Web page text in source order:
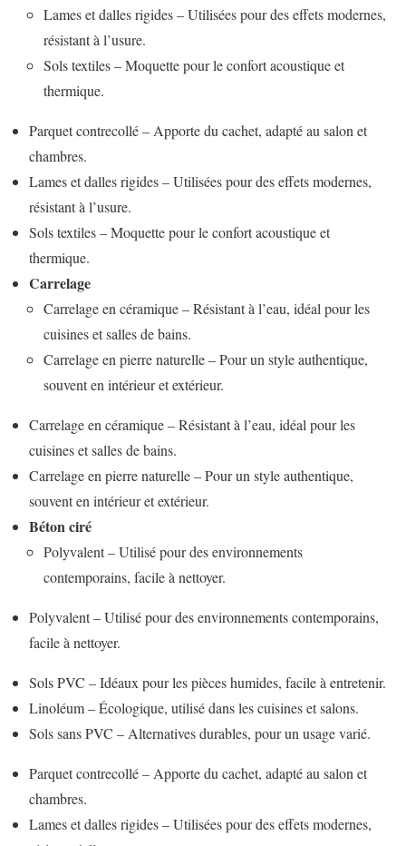
Lames et dalles rigides – Utilisées pour des effets modernes,
résistant à l’usure.
Sols textiles – Moquette pour le confort acoustique et
thermique.
Parquet contrecollé – Apporte du cachet, adapté au salon et
chambres.
Lames et dalles rigides – Utilisées pour des effets modernes,
résistant à l’usure.
Sols textiles – Moquette pour le confort acoustique et
thermique.
Carrelage
Carrelage en céramique – Résistant à l’eau, idéal pour les
cuisines et salles de bains.
Carrelage en pierre naturelle – Pour un style authentique,
souvent en intérieur et extérieur.
Carrelage en céramique – Résistant à l’eau, idéal pour les
cuisines et salles de bains.
Carrelage en pierre naturelle – Pour un style authentique,
souvent en intérieur et extérieur.
Béton ciré
Polyvalent – Utilisé pour des environnements
contemporains, facile à nettoyer.
Polyvalent – Utilisé pour des environnements contemporains,
facile à nettoyer.
Sols PVC – Idéaux pour les pièces humides, facile à entretenir.
Linoléum – Écologique, utilisé dans les cuisines et salons.
Sols sans PVC – Alternatives durables, pour un usage varié.
Parquet contrecollé – Apporte du cachet, adapté au salon et
chambres.
Lames et dalles rigides – Utilisées pour des effets modernes,